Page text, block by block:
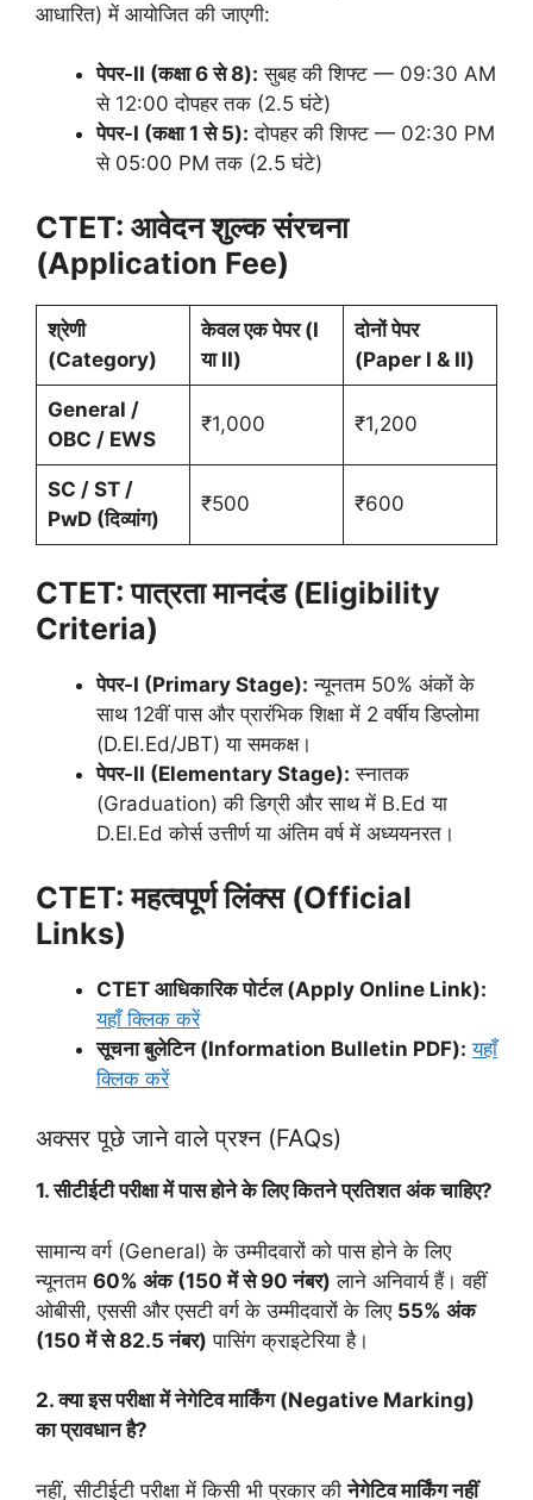
आधारित) में आयोजित की जाएगी:
पेपर-II (कक्षा 6 से 8): सुबह की शिफ्ट — 09:30 AM
से 12:00 दोपहर तक (2.5 घंटे)
पेपर-I (कक्षा 1 से 5): दोपहर की शिफ्ट — 02:30 PM
से 05:00 PM तक (2.5 घंटे)
CTET: आवेदन शुल्क संरचना
(Application Fee)
श्रेणी
(Category)
केवल एक पेपर (I
या II)
दोनों पेपर
(Paper I & II)
General /
OBC / EWS
₹1,000 ₹1,200
SC / ST /
PwD (दिव्यांग)
₹500 ₹600
CTET: पात्रता मानदंड (Eligibility
Criteria)
पेपर-I (Primary Stage): न्यूनतम 50% अंकों के
साथ 12वीं पास और प्रारंभिक शिक्षा में 2 वर्षीय डिप्लोमा
(D.El.Ed/JBT) या समकक्ष।
पेपर-II (Elementary Stage): स्नातक
(Graduation) की डिग्री और साथ में B.Ed या
D.El.Ed कोर्स उत्तीर्ण या अंतिम वर्ष में अध्ययनरत।
CTET: महत्वपूर्ण लिंक्स (Official
Links)
CTET आधिकारिक पोर्टल (Apply Online Link):
यहाँ क्लिक करें
सूचना बुलेटिन (Information Bulletin PDF): यहाँ
क्लिक करें
अक्सर पूछे जाने वाले प्रश्न (FAQs)
1. सीटीईटी परीक्षा में पास होने के लिए कितने प्रतिशत अंक चाहिए?
सामान्य वर्ग (General) के उम्मीदवारों को पास होने के लिए
न्यूनतम 60% अंक (150 में से 90 नंबर) लाने अनिवार्य हैं। वहीं
ओबीसी, एससी और एसटी वर्ग के उम्मीदवारों के लिए 55% अंक
(150 में से 82.5 नंबर) पासिंग क्राइटेरिया है।
2. क्या इस परीक्षा में नेगेटिव मार्किंग (Negative Marking)
का प्रावधान है?
नहीं, सीटीईटी परीक्षा में किसी भी प्रकार कीनेगेटिव मार्किंग नहीं